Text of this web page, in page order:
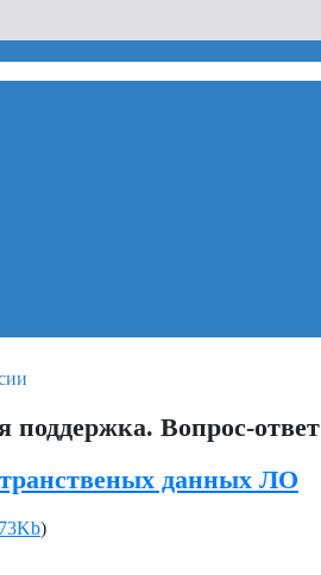
Вопрос-ответ
данных ЛО
)